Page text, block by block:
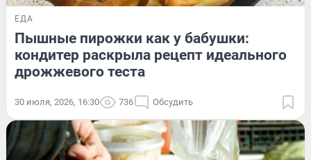
ЕДА
Пышные пирожки как у бабушки:
кондитер раскрыла рецепт идеального
дрожжевого теста
30 июля, 2026, 16:30 736 Обсудить